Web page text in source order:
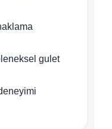
gulet